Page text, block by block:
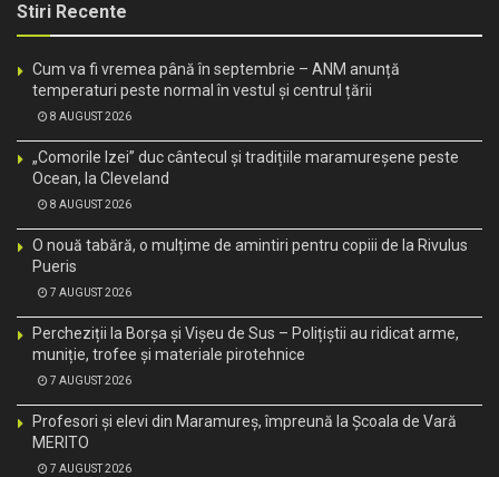
Stiri Recente
Cum va fi vremea până în septembrie – ANM anunță
temperaturi peste normal în vestul și centrul țării
8 AUGUST 2026
„Comorile Izei” duc cântecul și tradițiile maramureșene peste
Ocean, la Cleveland
8 AUGUST 2026
O nouă tabără, o mulțime de amintiri pentru copiii de la Rivulus
Pueris
7 AUGUST 2026
Percheziții la Borșa și Vișeu de Sus – Polițiștii au ridicat arme,
muniție, trofee și materiale pirotehnice
7 AUGUST 2026
Profesori și elevi din Maramureș, împreună la Școala de Vară
MERITO
7 AUGUST 2026